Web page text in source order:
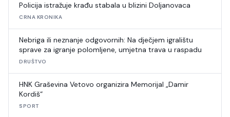
Policija istražuje krađu stabala u blizini Doljanovaca
CRNA KRONIKA
Nebriga ili neznanje odgovornih: Na dječjem igralištu
sprave za igranje polomljene, umjetna trava u raspadu
DRUŠTVO
HNK Graševina Vetovo organizira Memorijal „Damir
Kordiš“
SPORT